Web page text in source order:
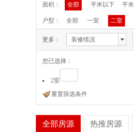
面积： 全部 平米以下 平
户型： 全部 一室 二室
更多： 装修情况
您已选择：
2室
重置筛选条件
全部房源 热推房源